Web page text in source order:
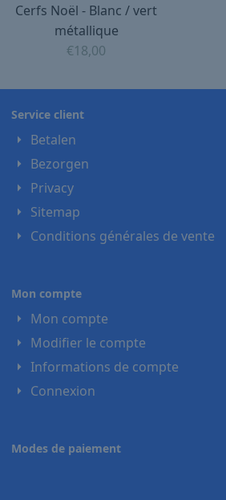
Cerfs Noël - Blanc / vert
métallique
€18,00
Service client
Betalen
Bezorgen
Privacy
Sitemap
Conditions générales de vente
Mon compte
Mon compte
Modifier le compte
Informations de compte
Connexion
Modes de paiement